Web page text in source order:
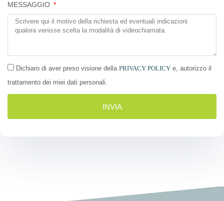
MESSAGGIO
Dichiaro di aver preso visione della PRIVACY POLICY e, autorizzo il
trattamento dei miei dati personali.
INVIA